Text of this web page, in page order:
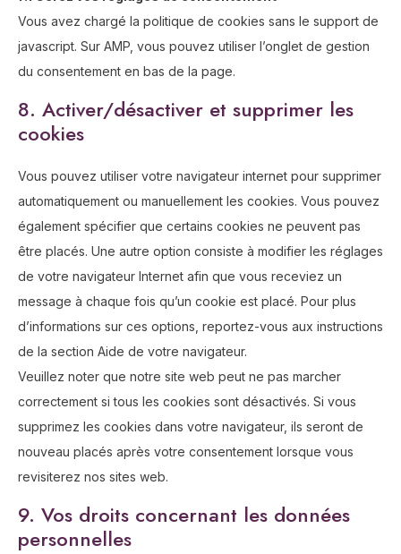
Vous avez chargé la politique de cookies sans le support de
javascript. Sur AMP, vous pouvez utiliser l’onglet de gestion
du consentement en bas de la page.
8. Activer/désactiver et supprimer les
cookies
Vous pouvez utiliser votre navigateur internet pour supprimer
automatiquement ou manuellement les cookies. Vous pouvez
également spécifier que certains cookies ne peuvent pas
être placés. Une autre option consiste à modifier les réglages
de votre navigateur Internet afin que vous receviez un
message à chaque fois qu’un cookie est placé. Pour plus
d’informations sur ces options, reportez-vous aux instructions
de la section Aide de votre navigateur.
Veuillez noter que notre site web peut ne pas marcher
correctement si tous les cookies sont désactivés. Si vous
supprimez les cookies dans votre navigateur, ils seront de
nouveau placés après votre consentement lorsque vous
revisiterez nos sites web.
9. Vos droits concernant les données
personnelles